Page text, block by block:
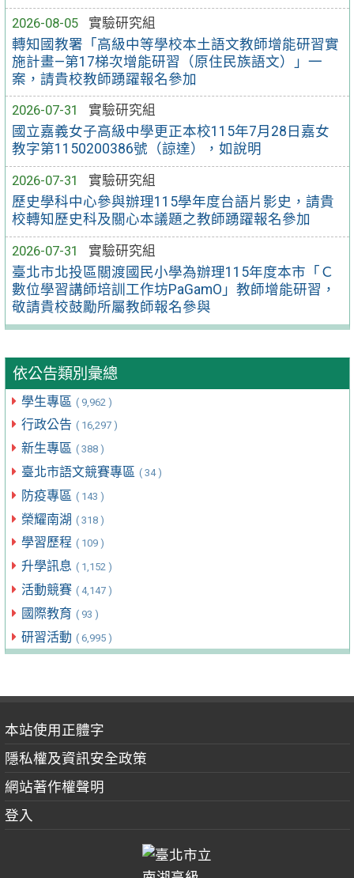
2026-08-05
實驗研究組
轉知國教署「高級中等學校本土語文教師增能研習實
施計畫—第17梯次增能研習（原住民族語文）」一
案，請貴校教師踴躍報名參加
2026-07-31
實驗研究組
國立嘉義女子高級中學更正本校115年7月28日嘉女
教字第1150200386號（諒達），如說明
2026-07-31
實驗研究組
歷史學科中心參與辦理115學年度台語片影史，請貴
校轉知歷史科及關心本議題之教師踴躍報名參加
2026-07-31
實驗研究組
臺北市北投區關渡國民小學為辦理115年度本市「Ｃ
數位學習講師培訓工作坊PaGamO」教師增能研習，
敬請貴校鼓勵所屬教師報名參與
依公告類別彙總
學生專區 ( 9,962 )
行政公告 ( 16,297 )
新生專區 ( 388 )
臺北市語文競賽專區 ( 34 )
防疫專區 ( 143 )
榮耀南湖 ( 318 )
學習歷程 ( 109 )
升學訊息 ( 1,152 )
活動競賽 ( 4,147 )
國際教育 ( 93 )
研習活動 ( 6,995 )
本站使用正體字
隱私權及資訊安全政策
網站著作權聲明
登入